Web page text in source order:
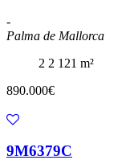
-
Palma de Mallorca
2 2 121 m²
890.000€
9M6379C